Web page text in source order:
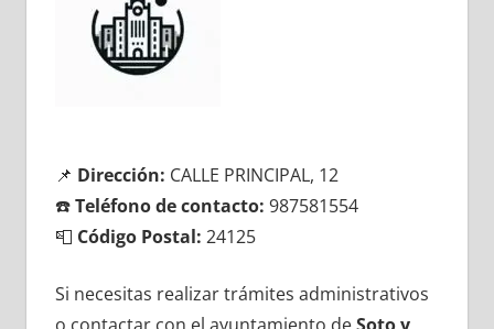
📌 Dirección: CALLE PRINCIPAL, 12
☎️Teléfono dе contacto: 987581554
📮 Código Postal: 24125
Si necesitas realizar trámites administrativos